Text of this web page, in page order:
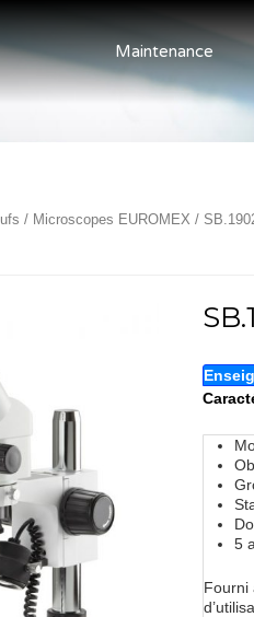
Maintenance
/ Microscopes EUROMEX /
5
Fourni